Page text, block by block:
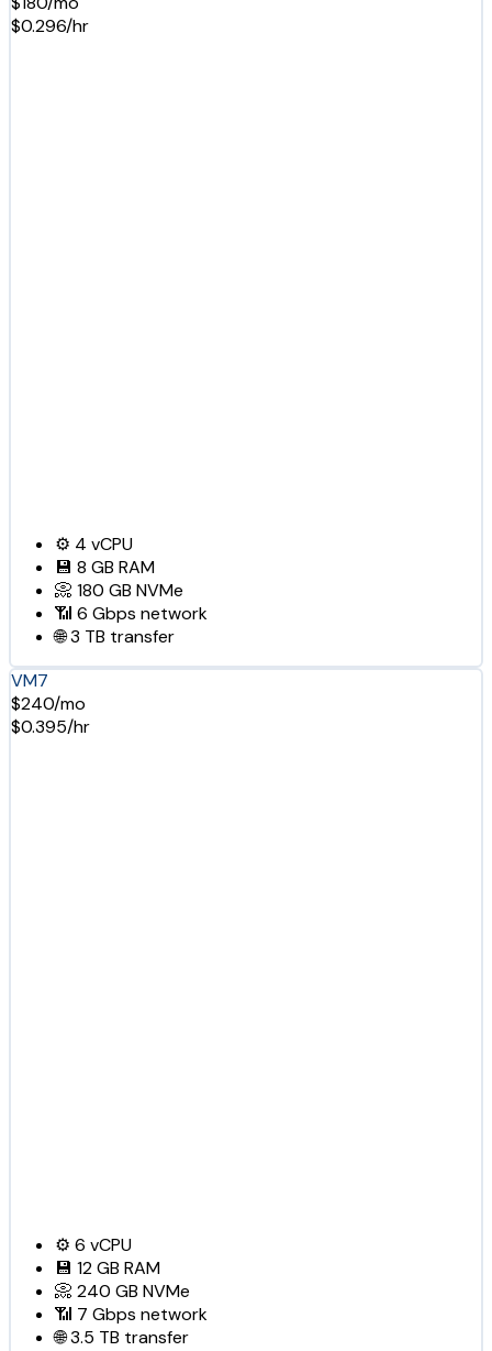
$0.296/hr
⚙️ 4 vCPU
💾 8 GB RAM
📀 180 GB NVMe
📶 6 Gbps network
🌐3 TB transfer
VM7
$240/mo
$0.395/hr
⚙️ 6 vCPU
💾 12 GB RAM
📀 240 GB NVMe
📶 7 Gbps network
🌐3.5 TB transfer